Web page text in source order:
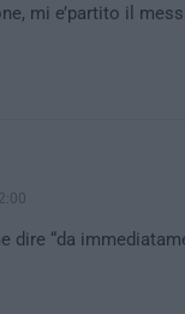
mi e’partito il
dire “da